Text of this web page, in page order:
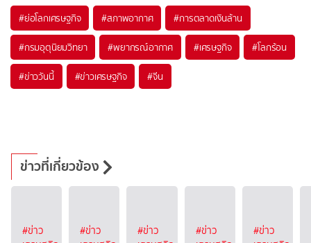
#ย่อโลกเศรษฐกิจ #สภาพอากาศ #การตลาดเงินล้าน
#กรมอุตุนิยมวิทยา #พยากรณ์อากาศ #เศรษฐกิจ #โลกร้อน
#ข่าววันนี้ #ข่าวเศรษฐกิจ #จีน
ข่าวที่เกี่ยวข้อง
#ข่าว
#ข่าว
#ข่าว
#ข่าว
#ข่าว